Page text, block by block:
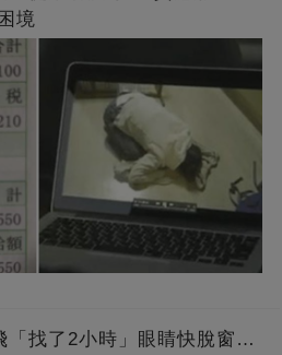
境
「找了2小時」眼睛快脫窗…